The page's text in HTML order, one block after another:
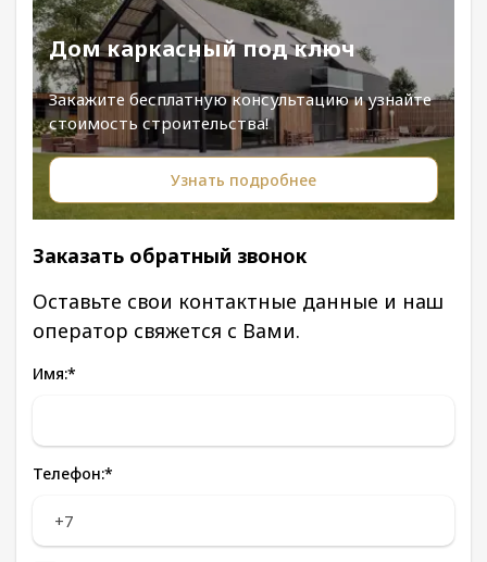
Дом каркасный под ключ
Закажите бесплатную консультацию и узнайте
стоимость строительства!
Узнать подробнее
Заказать обратный звонок
Оставьте свои контактные данные и наш
оператор свяжется с Вами.
Имя:*
Телефон:*